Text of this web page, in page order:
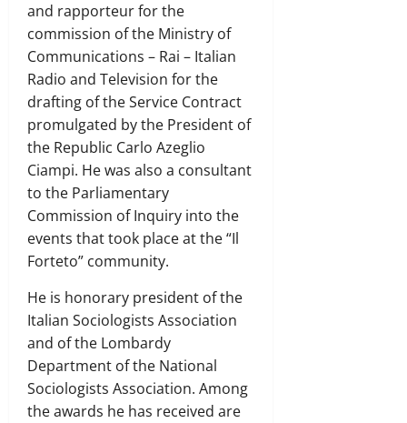
and rapporteur for the
commission of the Ministry of
Communications – Rai – Italian
Radio and Television for the
drafting of the Service Contract
promulgated by the President of
the Republic Carlo Azeglio
Ciampi. He was also a consultant
to the Parliamentary
Commission of Inquiry into the
events that took place at the “Il
Forteto” community.
He is honorary president of the
Italian Sociologists Association
and of the Lombardy
Department of the National
Sociologists Association. Among
the awards he has received are